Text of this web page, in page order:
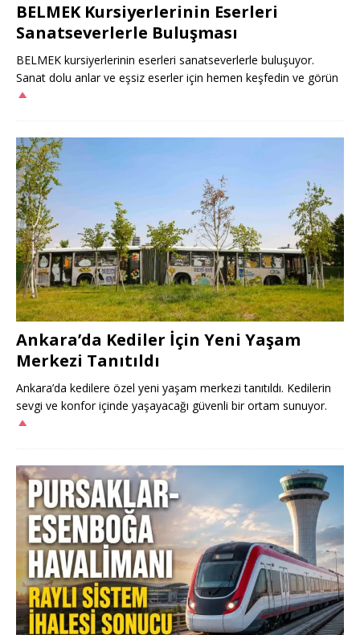
BELMEK Kursiyerlerinin Eserleri
Sanatseverlerle Buluşması
BELMEK kursiyerlerinin eserleri sanatseverlerle buluşuyor.
Sanat dolu anlar ve eşsiz eserler için hemen keşfedin ve görün
Ankara’da Kediler İçin Yeni Yaşam
Merkezi Tanıtıldı
Ankara’da kedilere özel yeni yaşam merkezi tanıtıldı. Kedilerin
sevgi ve konfor içinde yaşayacağı güvenli bir ortam sunuyor.